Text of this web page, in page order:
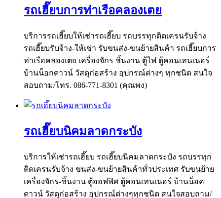
รถเฮี๊ยบการท่าเรือคลองเตย
บริการรถเฮี๊ยบให้เช่ารถเฮี๊ยบ รถบรรทุกติดเครนรับจ้าง
รถเฮี๊ยบรับจ้าง-ให้เช่า รับขนส่ง-ขนย้ายสินค้า รถเฮี๊ยบการ
ท่าเรือคลองเตย เครื่องจักร ชิ้นงาน ตู้ไฟ ตู้คอนเทนเนอร์
บ้านน็อกดาวน์ วัสดุก่อสร้าง อุปกรณ์ต่างๆ ทุกชนิด สนใจ
สอบถาม/โทร. 086-771-8301 (คุณพง)
รถเฮี๊ยบนิคมลาดกระบัง
บริการให้เช่ารถเฮี๊ยบ รถเฮี๊ยบนิคมลาดกระบัง รถบรรทุก
ติดเครนรับจ้าง ขนส่ง-ขนย้ายสินค้าทั่วประเทศ รับขนย้าย
เครื่องจักร-ชิ้นงาน ตู้ออฟฟิศ ตู้คอนเทนเนอร์ บ้านน็อค
ดาวน์ วัสดุก่อสร้าง อุปกรณ์ต่างๆทุกชนิด สนใจสอบถาม/